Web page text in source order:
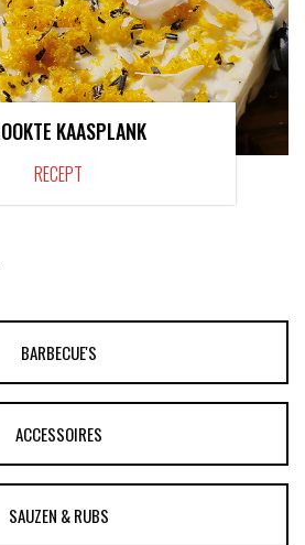
KAASPLANK
RECEPT
BARBECUE'S
ACCESSOIRES
SAUZEN & RUBS